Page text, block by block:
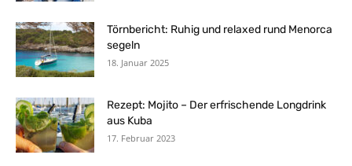
Törnbericht: Ruhig und relaxed rund Menorca
segeln
18. Januar 2025
Rezept: Mojito – Der erfrischende Longdrink
aus Kuba
17. Februar 2023